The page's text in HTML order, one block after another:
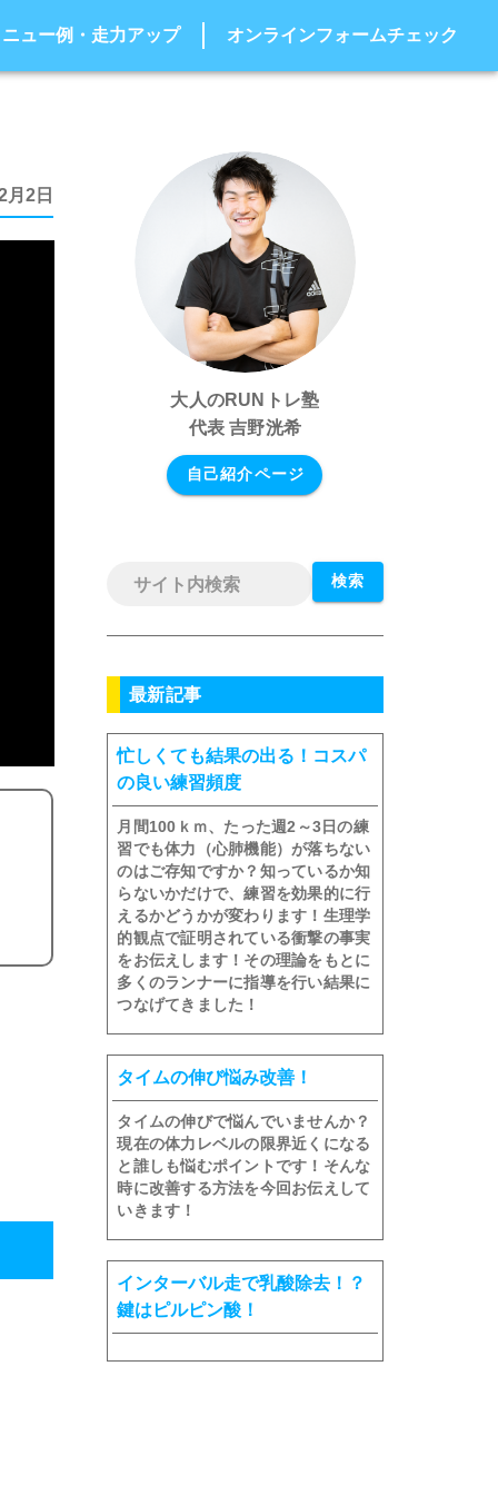
ュー例・走力アップ オンラインフォームチェック
月2日
大人のRUNトレ塾
代表 吉野洸希
自己紹介ページ
検索
最新記事
忙しくても結果の出る！コスパ
の良い練習頻度
月間100ｋｍ、たった週2～3日の練
習でも体力（心肺機能）が落ちない
のはご存知ですか？知っているか知
らないかだけで、練習を効果的に行
えるかどうかが変わります！生理学
的観点で証明されている衝撃の事実
をお伝えします！その理論をもとに
多くのランナーに指導を行い結果に
つなげてきました！
タイムの伸び悩み改善！
タイムの伸びで悩んでいませんか？
現在の体力レベルの限界近くになる
と誰しも悩むポイントです！そんな
時に改善する方法を今回お伝えして
いきます！
インターバル走で乳酸除去！？
鍵はピルピン酸！